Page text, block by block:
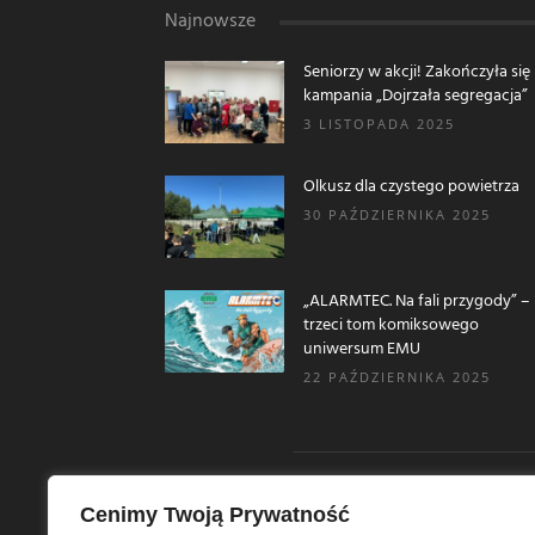
Cenimy Twoją Prywatność
Najnowsze
Seniorzy w akcji! Zakończyła się
kampania „Dojrzała segregacja”
3 LISTOPADA 2025
Olkusz dla czystego powietrza
30 PAŹDZIERNIKA 2025
„ALARMTEC. Na fali przygody” –
trzeci tom komiksowego
uniwersum EMU
22 PAŹDZIERNIKA 2025